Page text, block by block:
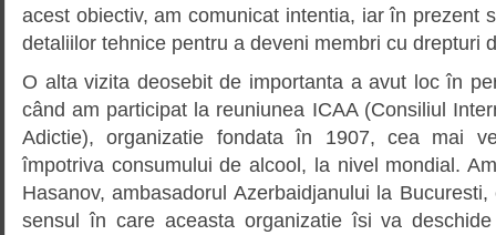
acest obiectiv, am comunicat intentia, iar în prezent
detaliilor tehnice pentru a deveni membri cu drepturi
O alta vizita deosebit de importanta a avut loc în
când am participat la reuniunea ICAA (Consiliul
Adictie), organizatie fondata în 1907, cea mai
împotriva consumului de alcool, la nivel mondial.
Hasanov, ambasadorul Azerbaidjanului la
sensul în care aceasta organizatie îsi va